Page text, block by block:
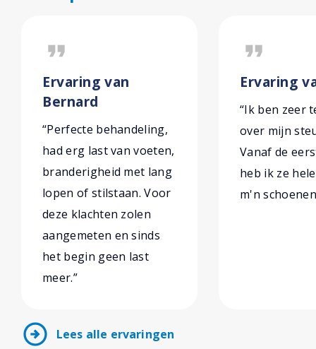
format_quote
Ervaring van
Bernard
“Perfecte behandeling,
had erg last van voeten,
branderigheid met lang
lopen of stilstaan. Voor
deze klachten zolen
aangemeten en sinds
het begin geen last
meer.”
format_quote
Ervaring
“Ik ben zeer
over mijn
Vanaf de
heb ik ze
m'n
arrow_circle_right Lees alle ervaringen